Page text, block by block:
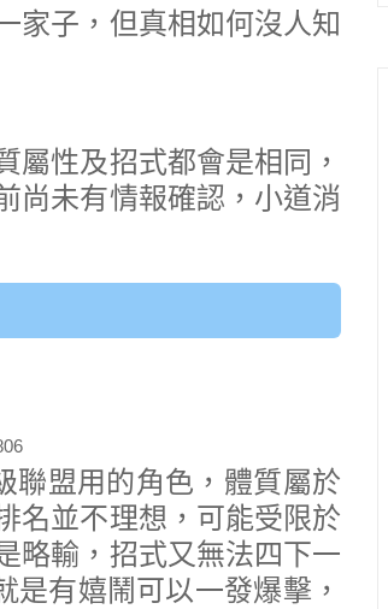
家子，但真相如何沒人知
屬性及招式都會是相同，
尚未有情報確認，小道消
聯盟用的角色，體質屬於
名並不理想，可能受限於
略輸，招式又無法四下一
有嬉鬧可以一發爆擊，